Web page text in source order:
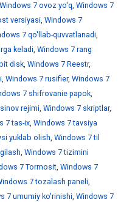
Windows 7 ovoz yo'q, Windows 7
versiyasi, Windows 7
7 qo'llab-quvvatlanadi,
keladi, Windows 7 rang
disk, Windows 7 Reestr,
, Windows 7 rusifier, Windows 7
7 shifrovanie papok,
rejimi, Windows 7 skriptlar,
7 tas-ix, Windows 7 tavsiya
yuklab olish, Windows 7 til
, Windows 7 tizimini
7 Tormosit, Windows 7
7 tozalash paneli,
7 umumiy ko'rinishi, Windows 7